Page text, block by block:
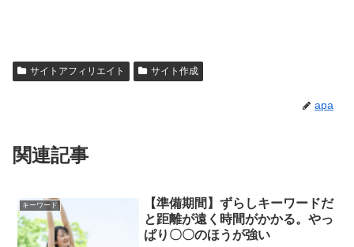
サイトアフィリエイト サイト作成
apa
関連記事
キーワード
【準備期間】ずらしキーワードだ
と距離が遠く時間がかかる。やっ
ぱり〇〇のほうが強い